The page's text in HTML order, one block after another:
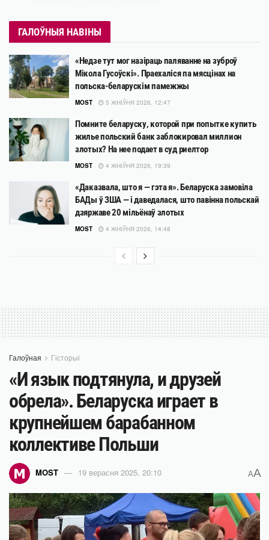
ГАЛОЎНЫЯ НАВІНЫ
«Недзе тут мог назіраць паляванне на зуброў
Мікола Гусоўскі». Праехаліся па мясцінах на
польска-беларускім памежжы
MOST 5 ЖНІЎНЯ 2026, 12:47
Помните беларуску, которой при попытке купить
жилье польский банк заблокировал миллион
злотых? На нее подает в суд риелтор
MOST 4 ЖНІЎНЯ 2026, 19:39
«Даказвала, што я — гэта я». Беларуска замовіла
БАДы ў ЗША — і даведалася, што павінна польскай
дзяржаве 20 мільёнаў злотых
MOST 4 ЖНІЎНЯ 2026, 14:48
Галоўная Гісторыі
«И язык подтянула, и друзей
обрела». Беларуска играет в
крупнейшем барабанном
коллективе Польши
MOST 19 верасня 2025, 20:10 AA